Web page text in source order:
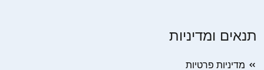
תנאים ומדיניות
מדיניות פרטיות